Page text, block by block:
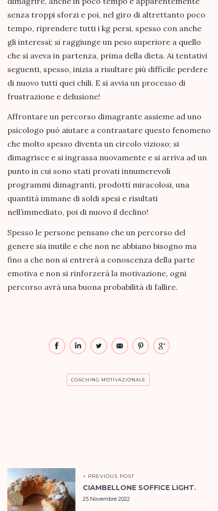
senza troppi sforzi e poi, nel giro di altrettanto poco
tempo, riprendere tutti i kg persi, spesso con anche
gli interessi; si raggiunge un peso superiore a quello
che si aveva in partenza, prima della dieta. Ai tentativi
seguenti, spesso, inizia a risultare più difficile perdere
di nuovo tutti quei chili. E si avvia un processo di
frustrazione e delusione!
Affrontare un percorso dimagrante assieme ad uno
psicologo può aiutare a contrastare questo fenomeno
che molto spesso diventa un circolo vizioso; si
dimagrisce e si ingrassa nuovamente e si arriva ad un
punto in cui sono stati provati innumerevoli
programmi dimagranti, prodotti miracolosi, una
quantità immane di soldi spesi e risultati
nell’immediato, poi di nuovo il declino!
Spesso le persone pensano che un percorso del
genere sia inutile e che non ne abbiano bisogno ma
fino a che non si entrerà a conoscenza della parte
emotiva e non si rinforzerà la motivazione, ogni
percorso avrà una buona probabilità di fallire.
COACHING MOTIVAZIONALE
< PREVIOUS POST
CIAMBELLONE SOFFICE LIGHT.
25 Novembre 2022